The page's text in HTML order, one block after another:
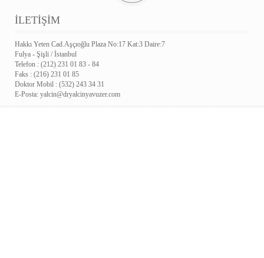
İLETİŞİM
Hakkı Yeten Cad.Aşçıoğlu Plaza No:17 Kat:3 Daire:7
Fulya - Şişli / İstanbul
Telefon : (212) 231 01 83 - 84
Faks : (216) 231 01 85
Doktor Mobil : (532) 243 34 31
E-Posta: yalcin@dryalcinyavuzer.com